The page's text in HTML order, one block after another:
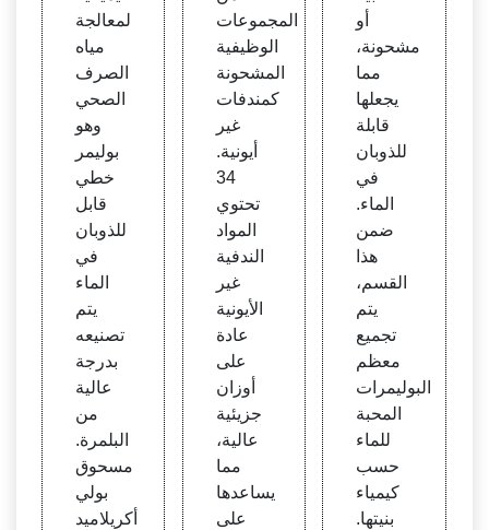
ي
لمعالجة
مياه
الصرف
الصحي
وهو
بوليمر
خطي
قابل
للذوبان
في
الماء
يتم
تصنيعه
بدرجة
عالية
من
البلمرة.
مسحوق
بولي
أكريلاميد
المجموعات
الوظيفية
المشحونة
كمندفات
غير
أيونية.
34
تحتوي
المواد
الندفية
غير
الأيونية
عادة
على
أوزان
جزيئية
عالية،
مما
يساعدها
على
أو
مشحونة،
مما
يجعلها
قابلة
للذوبان
في
الماء.
ضمن
هذا
القسم،
يتم
تجميع
معظم
البوليمرات
المحبة
للماء
حسب
كيمياء
بنيتها.